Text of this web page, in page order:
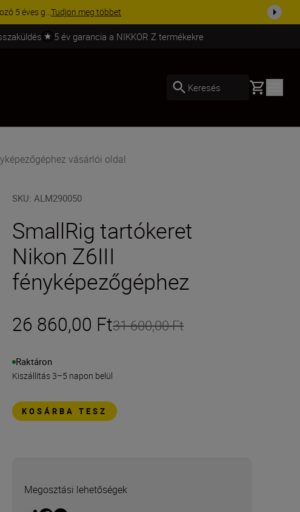
ki még ma a fe...Vásároljon most
5 év garancia a NIKKOR Z termékekre
Keresés Basket
vásárlói oldal
SKU:ALM290050
SmallRig tartókeret
Nikon Z6III
fényképezőgéphez
26 860,00 Ft31 600,00 Ft
Raktáron
Kiszállítás 3–5 napon belül
KOSÁRBA TESZ
Megosztási lehetőségek